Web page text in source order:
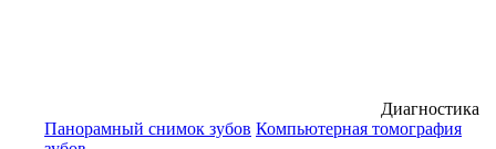
Диагностика
Панорамный снимок зубов Компьютерная томография